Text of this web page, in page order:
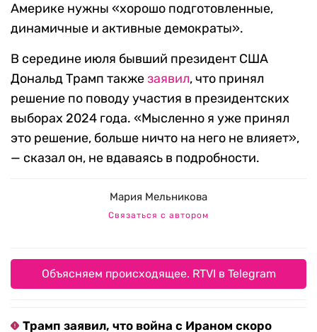
Америке нужны «хорошо подготовленные,
динамичные и активные демократы».
В середине июля бывший президент США
Дональд Трамп такжезаявил, что принял
решение по поводу участия в президентских
выборах 2024 года. «Мысленно я уже принял
это решение, больше ничто на него не влияет»,
— сказал он, не вдаваясь в подробности.
Мария Мельникова
Связаться с автором
Объясняем происходящее. RTVI в Telegram
Трамп заявил, что война с Ираном скоро